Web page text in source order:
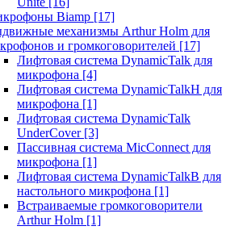
Biamp [17]
механизмы Arthur Holm для
и громкоговорителей [17]
Лифтовая система DynamicTalk для
микрофона [4]
Лифтовая система DynamicTalkH для
микрофона [1]
Лифтовая система DynamicTalk
UnderCover [3]
Пассивная система MicConnect для
микрофона [1]
Лифтовая система DynamicTalkB для
настольного микрофона [1]
Встраиваемые громкоговорители
Arthur Holm [1]